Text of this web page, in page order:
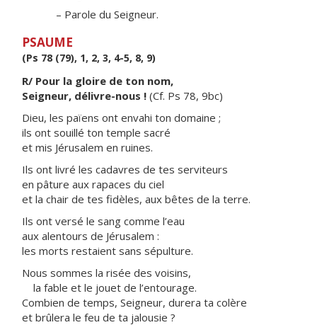
– Parole du Seigneur.
PSAUME
(Ps 78 (79), 1, 2, 3, 4-5, 8, 9)
R/ Pour la gloire de ton nom,
Seigneur, délivre-nous ! (Cf. Ps 78, 9bc)
Dieu, les païens ont envahi ton domaine ;
ils ont souillé ton temple sacré
et mis Jérusalem en ruines.
Ils ont livré les cadavres de tes serviteurs
en pâture aux rapaces du ciel
et la chair de tes fidèles, aux bêtes de la terre.
Ils ont versé le sang comme l’eau
aux alentours de Jérusalem :
les morts restaient sans sépulture.
Nous sommes la risée des voisins,
la fable et le jouet de l’entourage.
Combien de temps, Seigneur, durera ta colère
et brûlera le feu de ta jalousie ?